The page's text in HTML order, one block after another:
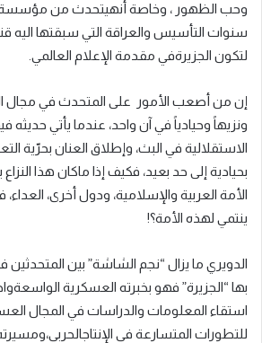
وحب الظهور ، وخاصة أنهيتحدث من
سنوات التأسيس والعراقة التي سبقتها اليه
لتكون الجزيرةفي مقدمة الإعلام العالمي
إن من أصعب الأمور على المتحدث في مجال
ونزيهاً وحيادياً في آن واحد، عندما يأتي حديثه في
الاستقلالية في البث، وإطلاق العنان بحرّية
بحيادية إلى حد بعيد، فكيف إذا ماكان هذا النزاع
الأمة العربية والإسلامية، ودول أخرى، العداء،
ينتمي لهذه الأمة؟!
الدويري ما يزال “نجم الشاشة” بين المتحدثين
بها “الجزيرة” فهو بخبرته العسكرية الواسعة
استقاء المعلومات والدراسات في المجال
للتطورات المتسارعة في الإنتاج